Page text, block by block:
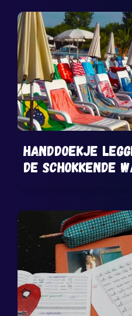
Handdoekje
de schokkende